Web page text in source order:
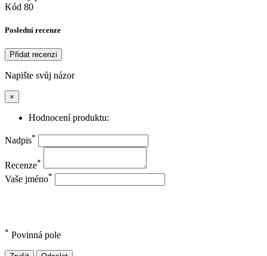
Kód 80
Poslední recenze
Přidat recenzi
Napište svůj názor
×
Hodnocení produktu:
Nadpis*
Recenze*
Vaše jméno*
* Povinná pole